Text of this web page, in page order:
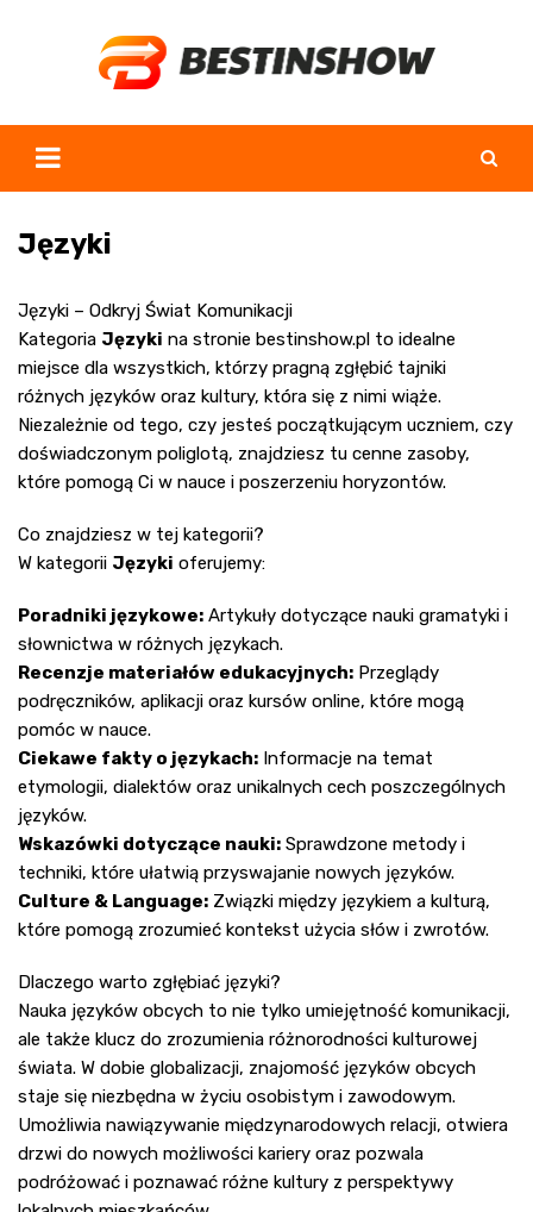
Języki
Języki – Odkryj Świat Komunikacji
Kategoria Języki na stronie bestinshow.pl to idealne
miejsce dla wszystkich, którzy pragną zgłębić tajniki
różnych języków oraz kultury, która się z nimi wiąże.
Niezależnie od tego, czy jesteś początkującym uczniem, czy
doświadczonym poliglotą, znajdziesz tu cenne zasoby,
które pomogą Ci w nauce i poszerzeniu horyzontów.
Co znajdziesz w tej kategorii?
W kategorii Języki oferujemy:
Poradniki językowe: Artykuły dotyczące nauki gramatyki i
słownictwa w różnych językach.
Recenzje materiałów edukacyjnych: Przeglądy
podręczników, aplikacji oraz kursów online, które mogą
pomóc w nauce.
Ciekawe fakty o językach: Informacje na temat
etymologii, dialektów oraz unikalnych cech poszczególnych
języków.
Wskazówki dotyczące nauki: Sprawdzone metody i
techniki, które ułatwią przyswajanie nowych języków.
Culture & Language: Związki między językiem a kulturą,
które pomogą zrozumieć kontekst użycia słów i zwrotów.
Dlaczego warto zgłębiać języki?
Nauka języków obcych to nie tylko umiejętność komunikacji,
ale także klucz do zrozumienia różnorodności kulturowej
świata. W dobie globalizacji, znajomość języków obcych
staje się niezbędna w życiu osobistym i zawodowym.
Umożliwia nawiązywanie międzynarodowych relacji, otwiera
drzwi do nowych możliwości kariery oraz pozwala
podróżować i poznawać różne kultury z perspektywy